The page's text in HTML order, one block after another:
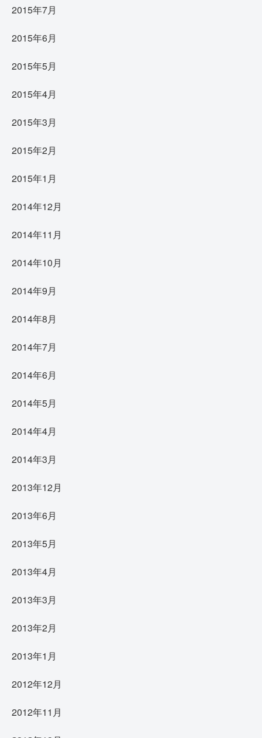
2015年7月
2015年6月
2015年5月
2015年4月
2015年3月
2015年2月
2015年1月
2014年12月
2014年11月
2014年10月
2014年9月
2014年8月
2014年7月
2014年6月
2014年5月
2014年4月
2014年3月
2013年12月
2013年6月
2013年5月
2013年4月
2013年3月
2013年2月
2013年1月
2012年12月
2012年11月